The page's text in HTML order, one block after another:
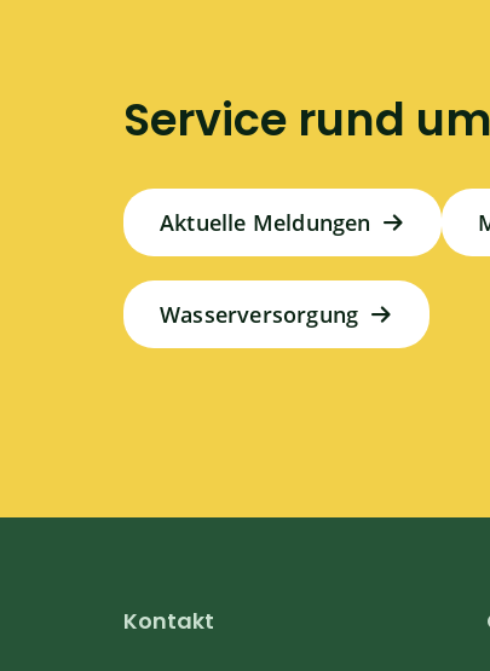
Service rund
Aktuelle Meldungen
Wasserversorgung
Kontakt